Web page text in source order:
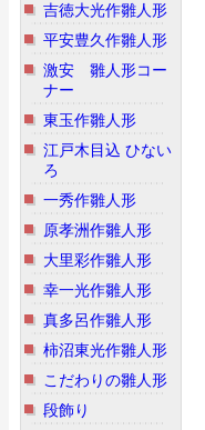
吉徳大光作雛人形
平安豊久作雛人形
激安 雛人形コー
ナー
東玉作雛人形
江戸木目込 ひない
ろ
一秀作雛人形
原孝洲作雛人形
大里彩作雛人形
幸一光作雛人形
真多呂作雛人形
柿沼東光作雛人形
こだわりの雛人形
段飾り